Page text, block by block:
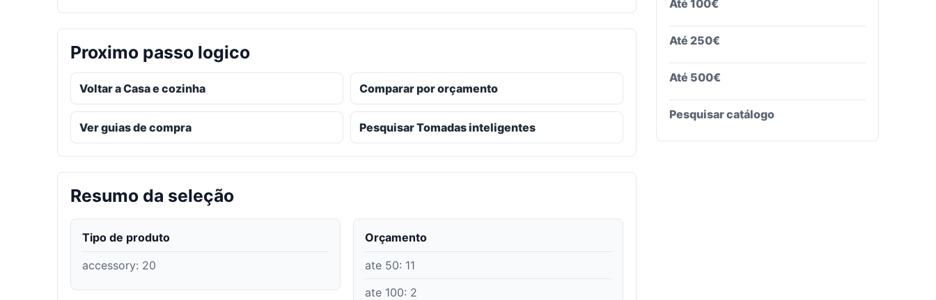
Proximo passo logico
Voltar a Casa e cozinha Comparar por orçamento
Ver guias de compra Pesquisar Tomadas inteligentes
Resumo da seleção
Tipo de produto
accessory: 20
Orçamento
ate 50: 11
ate 100: 2
Até 100€
Até 250€
Até 500€
Pesquisar catálogo